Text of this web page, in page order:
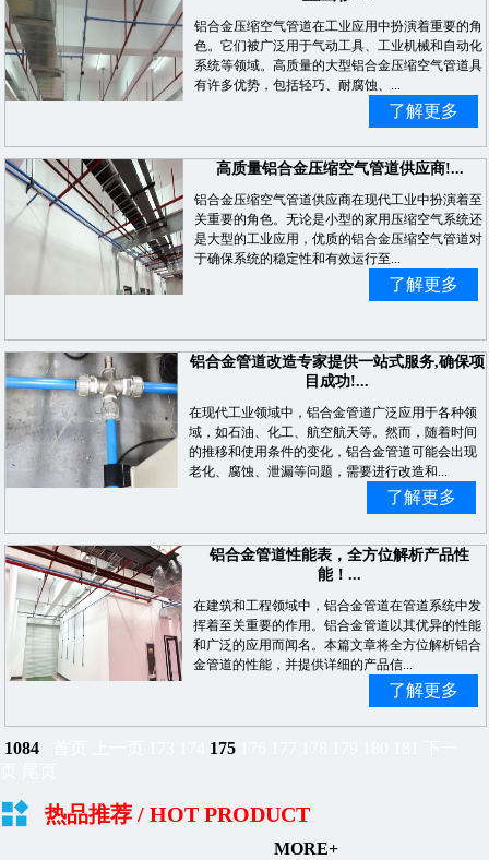
铝合金压缩空气管道在工业应用中扮演着重要的角
色。它们被广泛用于气动工具、工业机械和自动化
系统等领域。高质量的大型铝合金压缩空气管道具
有许多优势，包括轻巧、耐腐蚀、...
了解更多
高质量铝合金压缩空气管道供应商!...
铝合金压缩空气管道供应商在现代工业中扮演着至
关重要的角色。无论是小型的家用压缩空气系统还
是大型的工业应用，优质的铝合金压缩空气管道对
于确保系统的稳定性和有效运行至...
了解更多
铝合金管道改造专家提供一站式服务,确保项
目成功!...
在现代工业领域中，铝合金管道广泛应用于各种领
域，如石油、化工、航空航天等。然而，随着时间
的推移和使用条件的变化，铝合金管道可能会出现
老化、腐蚀、泄漏等问题，需要进行改造和...
了解更多
铝合金管道性能表，全方位解析产品性
能！...
在建筑和工程领域中，铝合金管道在管道系统中发
挥着至关重要的作用。铝合金管道以其优异的性能
和广泛的应用而闻名。本篇文章将全方位解析铝合
金管道的性能，并提供详细的产品信...
了解更多
1084 175
热品推荐/ HOT PRODUCT
MORE+